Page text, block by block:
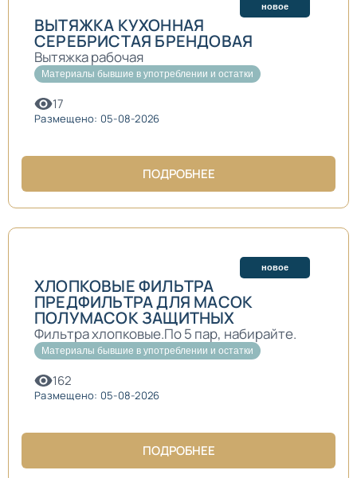
новое
ВЫТЯЖКА КУХОННАЯ
СЕРЕБРИСТАЯ БРЕНДОВАЯ
Вытяжка рабочая
Материалы бывшие в употреблении и остатки
17
Размещено: 05-08-2026
ПОДРОБНЕЕ
новое
ХЛОПКОВЫЕ ФИЛЬТРА
ПРЕДФИЛЬТРА ДЛЯ МАСОК
ПОЛУМАСОК ЗАЩИТНЫХ
Фильтра хлопковые.По 5 пар, набирайте.
Материалы бывшие в употреблении и остатки
162
Размещено: 05-08-2026
ПОДРОБНЕЕ